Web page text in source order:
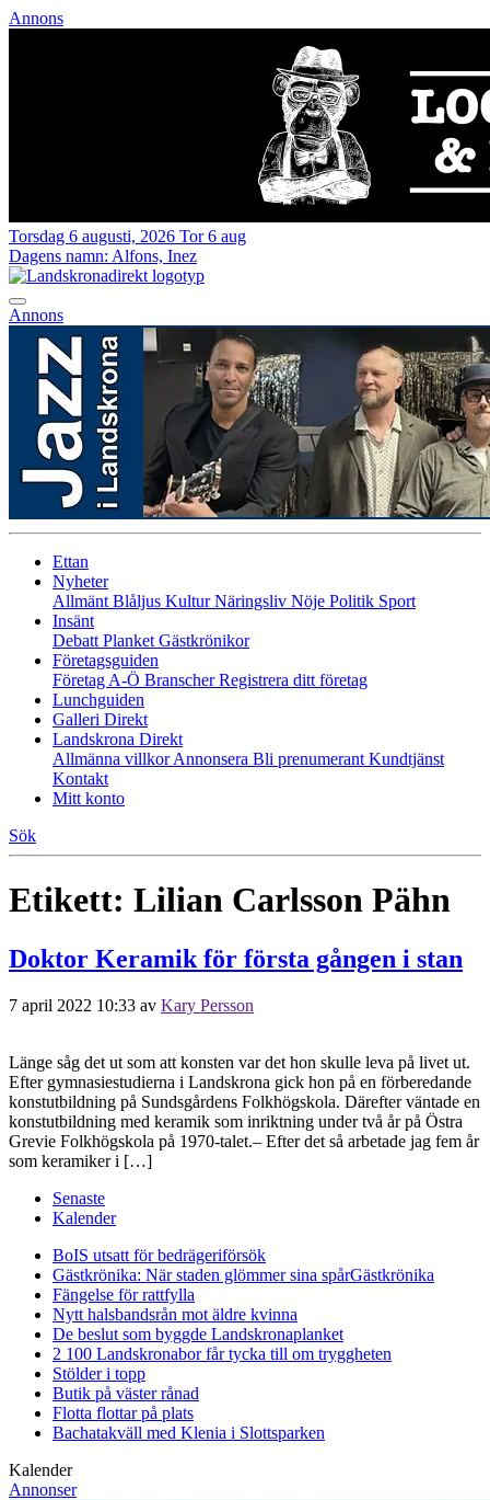
Annons
Torsdag 6 augusti, 2026 Tor 6 aug
Dagens namn: Alfons, Inez
Annons
Ettan
Nyheter
Allmänt Blåljus KulturNäringsliv Nöje Politik Sport
Insänt
Debatt Planket Gästkrönikor
Företagsguiden
Företag A-Ö BranscherRegistrera ditt företag
Lunchguiden
Galleri Direkt
Landskrona Direkt
Allmänna villkorAnnonsera Bli prenumerant Kundtjänst
Kontakt
Mitt konto
Sök
Etikett: Lilian Carlsson Pähn
Doktor Keramik för första gången i stan
7 april 2022 10:33 av Kary Persson
Länge såg det ut som att konsten var det hon skulle leva på livet ut.
Efter gymnasiestudierna i Landskrona gick hon på en förberedande
konstutbildning på Sundsgårdens Folkhögskola. Därefter väntade en
konstutbildning med keramik som inriktning under två år på Östra
Grevie Folkhögskola på 1970-talet.– Efter det så arbetade jag fem år
som keramiker i […]
Senaste
Kalender
BoIS utsatt för bedrägeriförsök
Gästkrönika: När staden glömmer sina spårGästkrönika
Fängelse för rattfylla
Nytt halsbandsrån mot äldre kvinna
De beslut som byggde Landskronaplanket
2 100 Landskronabor får tycka till om tryggheten
Stölder i topp
Butik på väster rånad
Flotta flottar på plats
Bachatakväll med Klenia i Slottsparken
Kalender
Annonser